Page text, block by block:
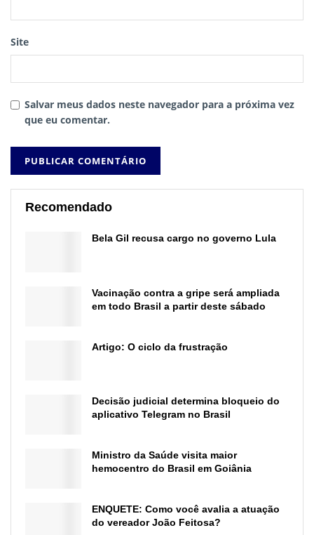
Site
Salvar meus dados neste navegador para a próxima vez
que eu comentar.
Recomendado
Bela Gil recusa cargo no governo Lula
Vacinação contra a gripe será ampliada
em todo Brasil a partir deste sábado
Artigo: O ciclo da frustração
Decisão judicial determina bloqueio do
aplicativo Telegram no Brasil
Ministro da Saúde visita maior
hemocentro do Brasil em Goiânia
ENQUETE: Como você avalia a atuação
do vereador João Feitosa?